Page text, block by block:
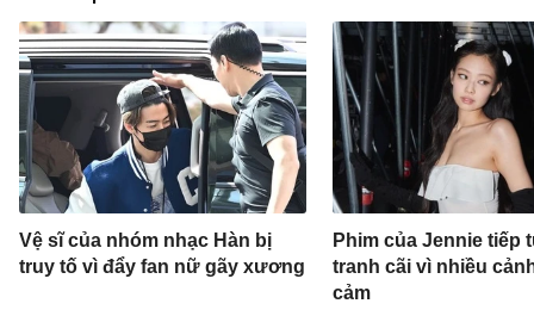
Vệ sĩ của nhóm nhạc Hàn bị
truy tố vì đẩy fan nữ gãy xương
Phim của Jennie tiếp
tranh cãi vì nhiều
cảm